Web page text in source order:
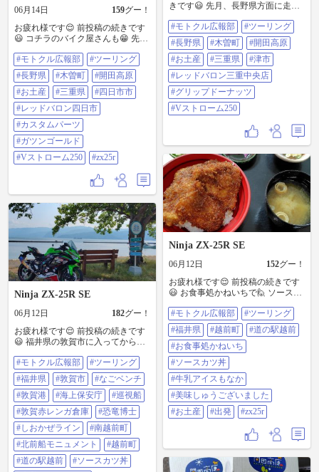
06月14日 159グー！
お疲れ様です😌 前投稿の続きです
😃 コチラのバイク屋さんも😁 先
お土産を渡しました😄 それと、相
棒のニンジャくんのカスタムパー
ツを預けました😆 午前中は忙しか
ったみたいです😅 ガツンゴールド
を飲んだし🙋 そろそろ出発しよう
と思います😊 ＃モトクル広報部 ＃
ツーリング ＃長野県 ＃木曽町 ＃開
田高原 ＃お土産 ＃三重県 ＃四日市
市 ＃レッドバロン四日市 ＃カスタ
ムパーツ ＃ガツンゴールド ＃Vス
トローム250 ＃zx25r
#モトクル広報部
#ツーリング
#長野県
#木曽町
#開田高原
#お土産
#三重県
#四日市市
#レッドバロン四日市
#カスタムパーツ
#ガツンゴールド
#Vストローム250
#zx25r
きです😃 先月、長野県方面に走り
😁 缶コーヒーや、おやつや、色々
と頂きました😌 注文していたグリ
ップドーナッツが届いていたので
😄 ハンドガードを外さないと付け
れないので😅 取り付けもお願いし
ました😁 色々と有り難う御座いま
した🙇 ＃モトクル広報部 ＃ツーリ
ング ＃長野県 ＃木曽町 ＃開田高原
＃お土産 ＃三重県 ＃津市 ＃レッド
バロン三重中央店 ＃グリップドー
ナッツ ＃Vストローム250
#モトクル広報部
#ツーリング
#長野県
#木曽町
#開田高原
#お土産
#三重県
#津市
#レッドバロン三重中央店
#グリップドーナッツ
#Vストローム250
Ninja ZX-25R SE
06月12日 182グー！
お疲れ様です😌 前投稿の続きです
😃 福井県の敦賀市に入ってから🙋
赤レンガ倉庫 の順番で行き😊 しお
かぜラインを走って南越前町に入
り😄 北前船モニュメントに行って
😆 越前町に入ってから🙋 道の駅越
前で😁 ソースカツ丼、牛乳アイス
もなかを食べ👍😉 お土産を買って
から出発しました😊 ＃モトクル広
報部 ＃ツーリング ＃福井県 ＃敦賀
市 ＃なごベンチ ＃敦賀港 ＃海上保
安庁 ＃巡視船 ＃敦賀赤レンガ倉庫
＃恐竜博士 ＃しおかぜライン ＃南
#モトクル広報部
#ツーリング
#福井県
#敦賀市
#なごベンチ
#敦賀港
#海上保安庁
#巡視船
#敦賀赤レンガ倉庫
#恐竜博士
#しおかぜライン
#南越前町
#北前船モニュメント
#越前町
#道の駅越前
#ソースカツ丼
Ninja ZX-25R SE
06月12日 152グー！
お疲れ様です😌 前投稿の続きです
😃 お食事処かねいちで🙋 ソースカ
のデザートに😆 牛乳アイスもなか
も食べました😁 美味しゅうござい
ました🙇🎵👍😉 お土産も買ったし
😄 そろそろ出発しようと思います
😊 ＃モトクル広報部 ＃ツーリング
＃福井県 ＃越前町 ＃道の駅越前 ＃
お食事処かねいち ＃ソースカツ丼
＃牛乳アイスもなか ＃美味しゅう
ございました ＃お土産 ＃出発 ＃
zx25r
#モトクル広報部
#ツーリング
#福井県
#越前町
#道の駅越前
#お食事処かねいち
#ソースカツ丼
#牛乳アイスもなか
#美味しゅうございました
#お土産
#出発 #zx25r